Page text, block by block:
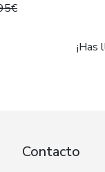
¡Has
Contacto